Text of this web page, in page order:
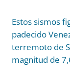
Estos sismos
padecido
terremoto de
magnitud de